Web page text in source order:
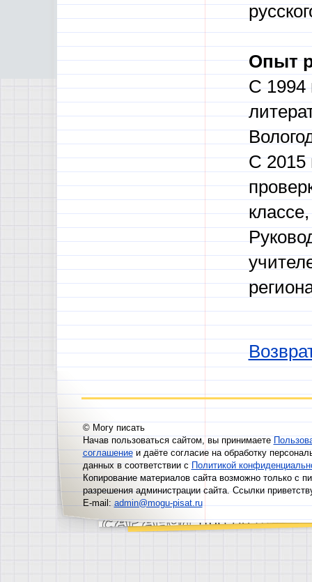
Опыт
С 1994
С 2015
© Могу писать
Начав пользоваться сайтом, вы принимаете
соглашениеи даёте согласие на обработку
данных в соответствии сПолитикой
Копирование материалов сайта возможно только с
разрешения администрации сайта. Ссылки
E-mail:admin@mogu-pisat.ru